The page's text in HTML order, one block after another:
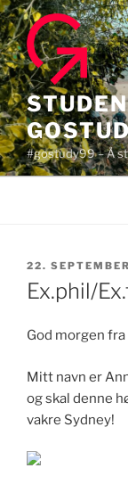
Gå
til
innhold
#gostudy99 – Å
PUBLISERT
22.
Ex.phil/
God morgen
Mitt navn er
og skal denne
vakre Sydney!